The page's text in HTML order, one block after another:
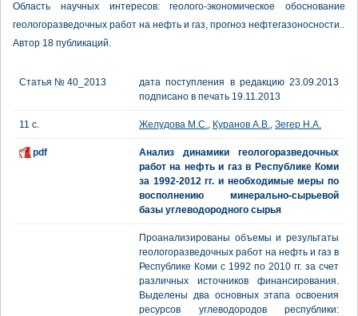
Область научных интересов: геолого-экономическое обоснование
геологоразведочных работ на нефть и газ, прогноз нефтегазоносности..
Автор 18 публикаций.
Статья № 40_2013
дата поступления в редакцию 23.09.2013
подписано в печать 19.11.2013
11 с. Желудова М.С., Куранов А.В., Зегер Н.А.
pdf
Анализ динамики геологоразведочных
работ на нефть и газ в Республике Коми
за 1992-2012 гг. и необходимые меры по
восполнению минерально-сырьевой
базы углеводородного сырья
Проанализированы объемы и результаты
геологоразведочных работ на нефть и газ в
Республике Коми с 1992 по 2010 гг. за счет
различных источников финансирования.
Выделены два основных этапа освоения
ресурсов углеводородов республики: